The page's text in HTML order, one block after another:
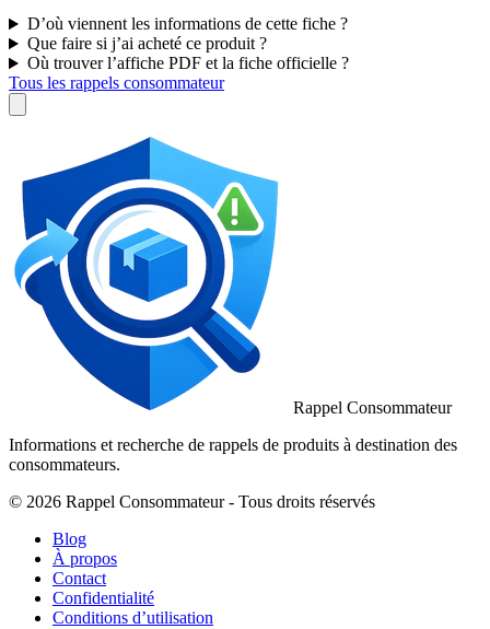
D’où viennent les informations de cette fiche ?
Que faire si j’ai acheté ce produit ?
Où trouver l’affiche PDF et la fiche officielle ?
Tous les rappels consommateur
Rappel Consommateur
Informations et recherche de rappels de produits à destination des
consommateurs.
© 2026 Rappel Consommateur - Tous droits réservés
Blog
À propos
Contact
Confidentialité
Conditions d’utilisation